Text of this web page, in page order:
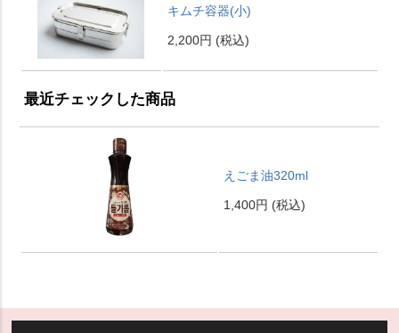
キムチ容器(小)
2,200円 (税込)
最近チェックした商品
えごま油320ml
1,400円 (税込)